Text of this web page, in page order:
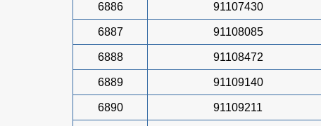
6886 91107430
6887 91108085
6888 91108472
6889 91109140
6890 91109211